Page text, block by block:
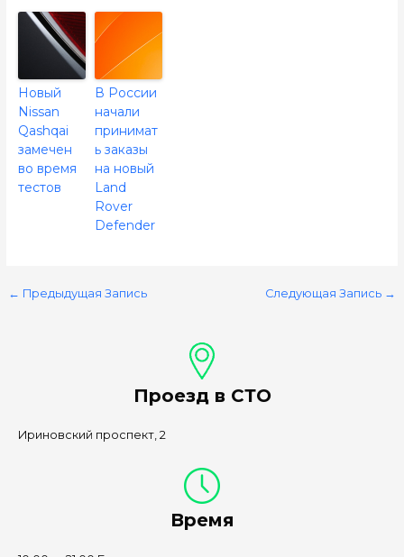
Новый
Nissan
Qashqai
замечен
во время
тестов
В России
начали
принимат
ь заказы
на новый
Land
Rover
Defender
← Предыдущая Запись Следующая Запись →
Проезд в СТО
Ириновский проспект, 2
Время